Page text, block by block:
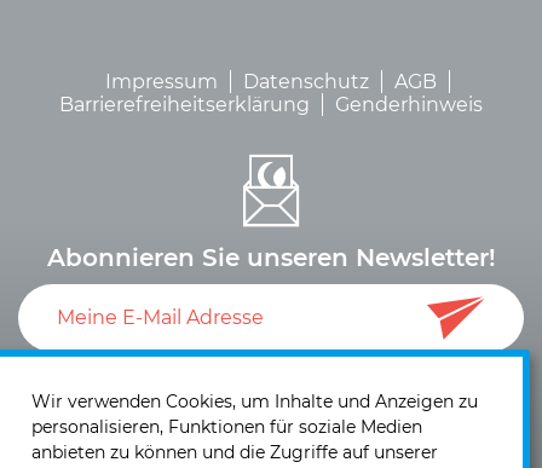
Impressum Datenschutz
AGB
Barrierefreiheitserklärung
Genderhinweis
Abonnieren Sie unseren Newsletter!
Einwilligung zum Versand von Neuigkeiten und
Informationen.
Wir verwenden Cookies, um Inhalte und Anzeigen zu
personalisieren, Funktionen für soziale Medien
anbieten zu können und die Zugriffe auf unserer